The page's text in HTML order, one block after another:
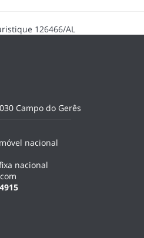
126466/AL
Campo do Gerês
nacional
nacional